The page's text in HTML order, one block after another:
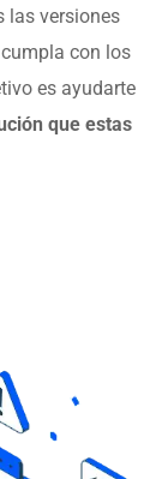
las versiones
con los
es ayudarte
que estas